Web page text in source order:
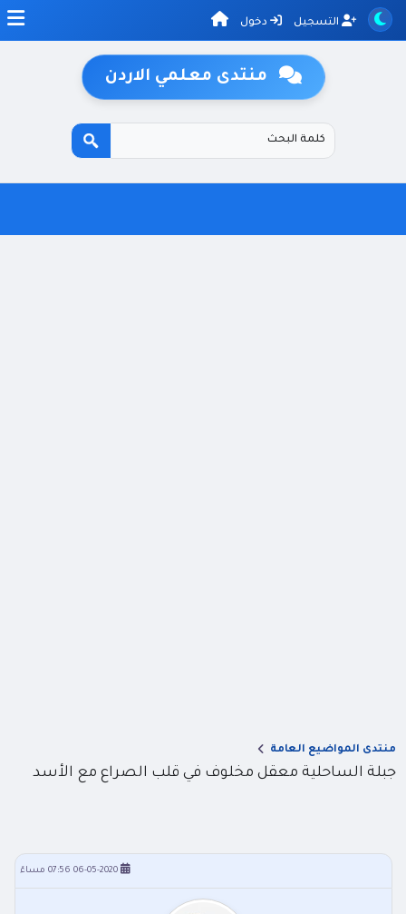
التسجيل دخول
منتدى معلمي الاردن
منتدى المواضيع العامة
جبلة الساحلية معقل مخلوف في قلب الصراع مع الأسد
06-05-2020 07:56 مساءً